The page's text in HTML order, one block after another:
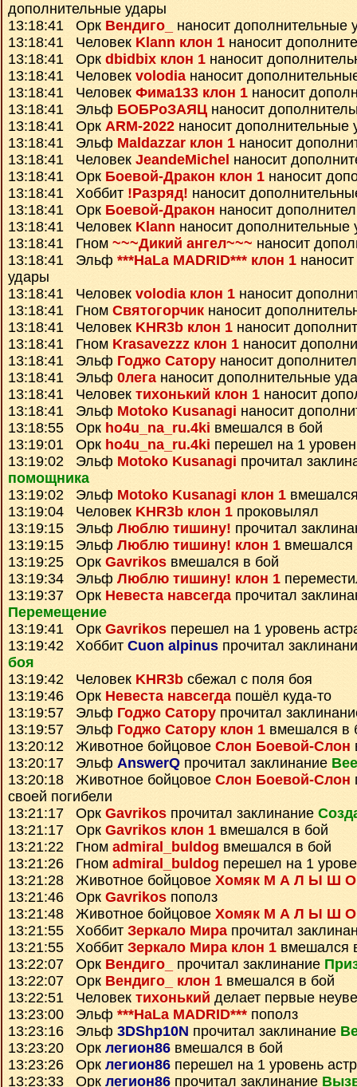
дополнительные удары
13:18:41 Орк Вендиго_
наносит дополнительные
13:18:41 Человек Klann клон 1 наносит
13:18:41 Орк dbidbix клон 1 наносит
13:18:41 Человек volodia наносит
13:18:41 Человек Фима133 клон 1 наносит
13:18:41 Эльф БОБРоЗАЯЦ наносит
13:18:41 Орк ARM-2022 наносит дополнительные
13:18:41 Эльф Maldazzar клон 1 наносит
13:18:41 Человек JeandeMichel наносит
13:18:41 Орк Боевой-Дракон клон 1 наносит
13:18:41 Хоббит !Разряд! наносит
13:18:41 Орк Боевой-Дракон наносит
13:18:41 Человек Klann наносит дополнительные
13:18:41 Гном ~~~Дикий ангел~~~ наносит
13:18:41 Эльф ***HaLa MADRID*** клон 1
удары
13:18:41 Человек volodia клон 1 наносит
13:18:41 Гном Святогорчик наносит
13:18:41 Человек KHR3b клон 1 наносит
13:18:41 Гном Krasavezzz клон 1 наносит
13:18:41 Эльф Годжо Сатору наносит
13:18:41 Эльф 0легананосит дополнительные
13:18:41 Человек тихонький клон 1 наносит
13:18:41 Эльф Motoko Kusanagi наносит
13:18:55 Орк ho4u_na_ru.4ki вмешался в бой
13:19:01 Орк ho4u_na_ru.4ki перешел на 1
13:19:02 Эльф Motoko Kusanagi прочитал
помощника
13:19:02 Эльф Motoko Kusanagi клон 1
13:19:04 Человек KHR3b клон 1 проковылял
13:19:15 Эльф Люблю тишину! прочитал
13:19:15 Эльф Люблю тишину! клон 1 вмешался
13:19:25 Орк Gavrikos вмешался в бой
13:19:34 Эльф Люблю тишину! клон 1
13:19:37 Орк Невеста навсегдапрочитал
Перемещение
13:19:41 Орк Gavrikos перешел на 1 уровень
13:19:42 Хоббит Cuon alpinus прочитал
боя
13:19:42 Человек KHR3b сбежал с поля боя
13:19:46 Орк Невеста навсегдапошёл куда-то
13:19:57 Эльф Годжо Сатору прочитал
13:19:57 Эльф Годжо Сатору клон 1 вмешался в
13:20:12 Животное бойцовое Слон Боевой-Слон
13:20:17 Эльф AnswerQ прочитал заклинание
13:20:18 Животное бойцовое Слон Боевой-Слон
своей погибели
13:21:17 Орк Gavrikos прочитал заклинание
13:21:17 Орк Gavrikos клон 1 вмешался в бой
13:21:22 Гном admiral_buldog вмешался в бой
13:21:26 Гном admiral_buldog перешел на 1
13:21:28 Животное бойцовое Хомяк М А Л Ы Ш О
13:21:46 Орк Gavrikos пополз
13:21:48 Животное бойцовое Хомяк М А Л Ы Ш О
13:21:55 Хоббит Зеркало Мирапрочитал
13:21:55 Хоббит Зеркало Мира клон 1 вмешался
13:22:07 Орк Вендиго_ прочитал заклинание
13:22:07 Орк Вендиго_ клон 1 вмешался в бой
13:22:51 Человек тихонький делает первые
13:23:00 Эльф ***HaLa MADRID*** пополз
13:23:16 Эльф 3DShp10N прочитал заклинание
13:23:20 Орк легион86 вмешался в бой
13:23:26 Орк легион86 перешел на 1 уровень
13:23:33 Орк легион86 прочитал заклинание